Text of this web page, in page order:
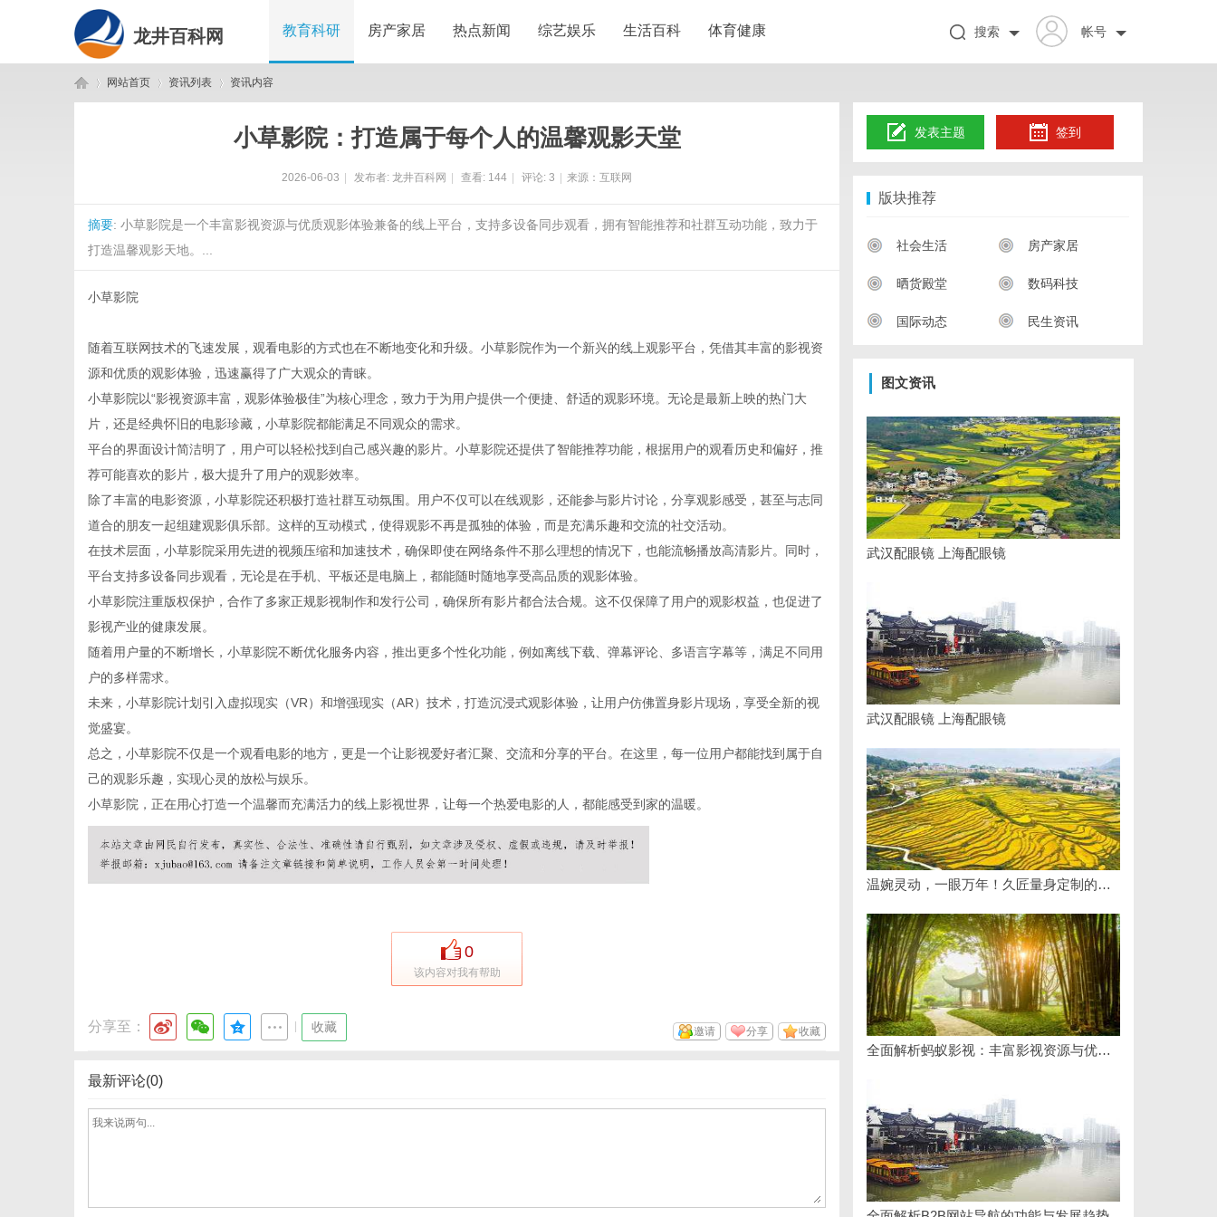
龙井百科网 教育科研 房产家居 热点新闻 综艺娱乐 生活百科 体育健康 帐号
搜索
网站首页 资讯列表 资讯内容
小草影院：打造属于每个人的温馨观影天堂
2026-06-03 发布者: 龙井百科网 查看: 144 评论: 3 来源：互联网
摘要: 小草影院是一个丰富影视资源与优质观影体验兼备的线上平台，支持多设备同步观看，拥有智能推荐和社群互动功能，致力于
打造温馨观影天地。...
小草影院
随着互联网技术的飞速发展，观看电影的方式也在不断地变化和升级。小草影院作为一个新兴的线上观影平台，凭借其丰富的影视资
源和优质的观影体验，迅速赢得了广大观众的青睐。
小草影院以“影视资源丰富，观影体验极佳”为核心理念，致力于为用户提供一个便捷、舒适的观影环境。无论是最新上映的热门大
片，还是经典怀旧的电影珍藏，小草影院都能满足不同观众的需求。
平台的界面设计简洁明了，用户可以轻松找到自己感兴趣的影片。小草影院还提供了智能推荐功能，根据用户的观看历史和偏好，推
荐可能喜欢的影片，极大提升了用户的观影效率。
除了丰富的电影资源，小草影院还积极打造社群互动氛围。用户不仅可以在线观影，还能参与影片讨论，分享观影感受，甚至与志同
道合的朋友一起组建观影俱乐部。这样的互动模式，使得观影不再是孤独的体验，而是充满乐趣和交流的社交活动。
在技术层面，小草影院采用先进的视频压缩和加速技术，确保即使在网络条件不那么理想的情况下，也能流畅播放高清影片。同时，
平台支持多设备同步观看，无论是在手机、平板还是电脑上，都能随时随地享受高品质的观影体验。
小草影院注重版权保护，合作了多家正规影视制作和发行公司，确保所有影片都合法合规。这不仅保障了用户的观影权益，也促进了
影视产业的健康发展。
随着用户量的不断增长，小草影院不断优化服务内容，推出更多个性化功能，例如离线下载、弹幕评论、多语言字幕等，满足不同用
户的多样需求。
未来，小草影院计划引入虚拟现实（VR）和增强现实（AR）技术，打造沉浸式观影体验，让用户仿佛置身影片现场，享受全新的视
觉盛宴。
总之，小草影院不仅是一个观看电影的地方，更是一个让影视爱好者汇聚、交流和分享的平台。在这里，每一位用户都能找到属于自
己的观影乐趣，实现心灵的放松与娱乐。
小草影院，正在用心打造一个温馨而充满活力的线上影视世界，让每一个热爱电影的人，都能感受到家的温暖。
0
该内容对我有帮助
分享至： 收藏 收藏
分享
邀请
最新评论(0)
发表主题 签到
版块推荐
社会生活 房产家居
晒货殿堂 数码科技
国际动态 民生资讯
图文资讯
武汉配眼镜 上海配眼镜
武汉配眼镜 上海配眼镜
温婉灵动，一眼万年！久匠量身定制的眉眼唇，才是你整张脸的点睛之笔！淡颜系女生的气质加分项
全面解析蚂蚁影视：丰富影视资源与优质观影体验的新时代平台